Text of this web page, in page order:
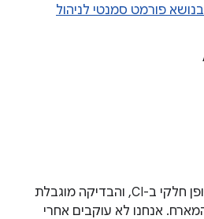
פורמט סמנטי לניהול
הקוד נבדק באופן חלקי ב-CI, והבדיקה מוגבלת
אנחנו לא עוקבים אחרי